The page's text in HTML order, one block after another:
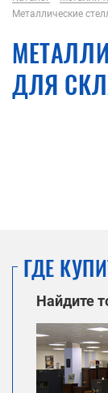
Металлические
ДЛЯ
ГДЕ
Найдите